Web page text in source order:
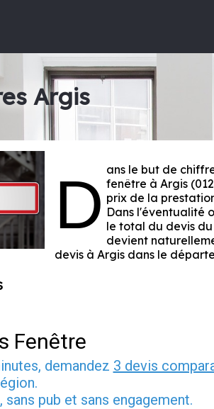
Argis
D ans le but de
fenêtre à Argis
prix de la
Dans l'éventualité
le total du devis
devient
devis à Argis dans le
Fenêtre
demandez 3 devis
sans pub et sans engagement.